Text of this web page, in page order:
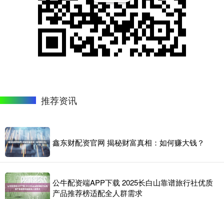
推荐资讯
鑫东财配资官网 揭秘财富真相：如何赚大钱？
公牛配资端APP下载 2025长白山靠谱旅行社优质
产品推荐榜适配全人群需求